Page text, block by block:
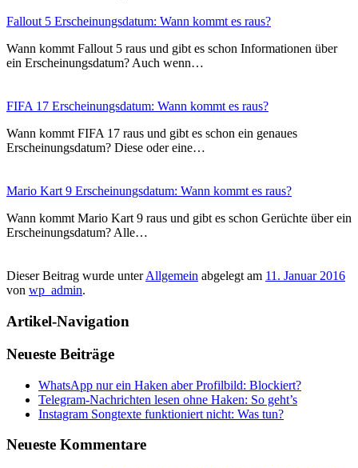
Fallout 5 Erscheinungsdatum: Wann kommt es raus?
Wann kommt Fallout 5 raus und gibt es schon Informationen über
ein Erscheinungsdatum? Auch wenn…
FIFA 17 Erscheinungsdatum: Wann kommt es raus?
Wann kommt FIFA 17 raus und gibt es schon ein genaues
Erscheinungsdatum? Diese oder eine…
Mario Kart 9 Erscheinungsdatum: Wann kommt es raus?
Wann kommt Mario Kart 9 raus und gibt es schon Gerüchte über ein
Erscheinungsdatum? Alle…
Dieser Beitrag wurde unterAllgemein abgelegt am 11. Januar 2016
von wp_admin.
Artikel-Navigation
Neueste Beiträge
WhatsApp nur ein Haken aber Profilbild: Blockiert?
Telegram-Nachrichten lesen ohne Haken: So geht’s
Instagram Songtexte funktioniert nicht: Was tun?
Neueste Kommentare